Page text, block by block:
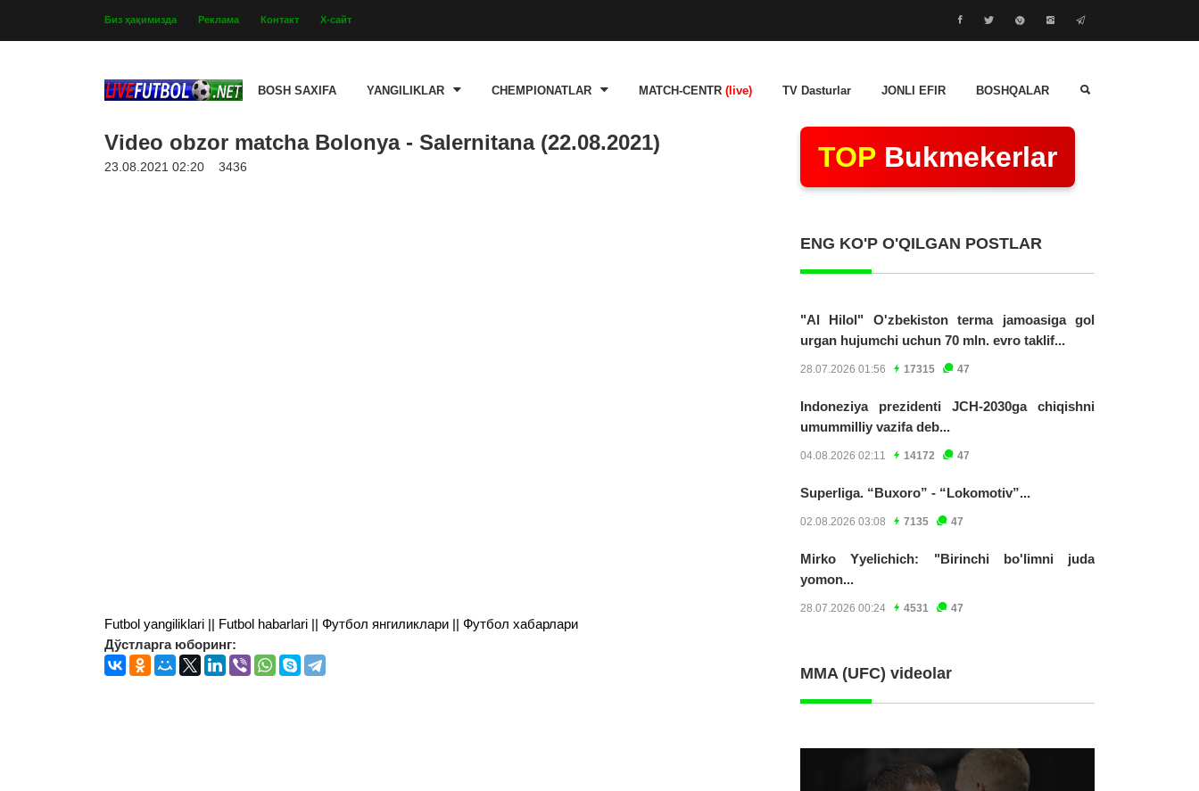
Биз ҳақимизда Реклама Контакт Х-сайт
BOSH SAXIFA YANGILIKLAR CHEMPIONATLAR MATCH-CENTR (live) TV Dasturlar JONLI EFIR BOSHQALAR
Video obzor matcha Bolonya - Salernitana (22.08.2021)
23.08.2021 02:20 3436
Futbol yangiliklari || Futbol habarlari || Футбол янгиликлари || Футбол хабарлари
Дўстларга юборинг:
TOP Bukmekerlar
ENG KO'P O'QILGAN POSTLAR
"Al Hilol" O'zbekiston terma jamoasiga gol
urgan hujumchi uchun 70 mln. evro taklif...
28.07.2026 01:56 17315 47
Indoneziya prezidenti JCH-2030ga chiqishni
umummilliy vazifa deb...
04.08.2026 02:11 14172 47
Superliga. “Buxoro” - “Lokomotiv”...
02.08.2026 03:08 7135 47
Mirko Yyelichich: "Birinchi bo'limni juda
yomon...
28.07.2026 00:24 4531 47
MMA (UFC) videolar